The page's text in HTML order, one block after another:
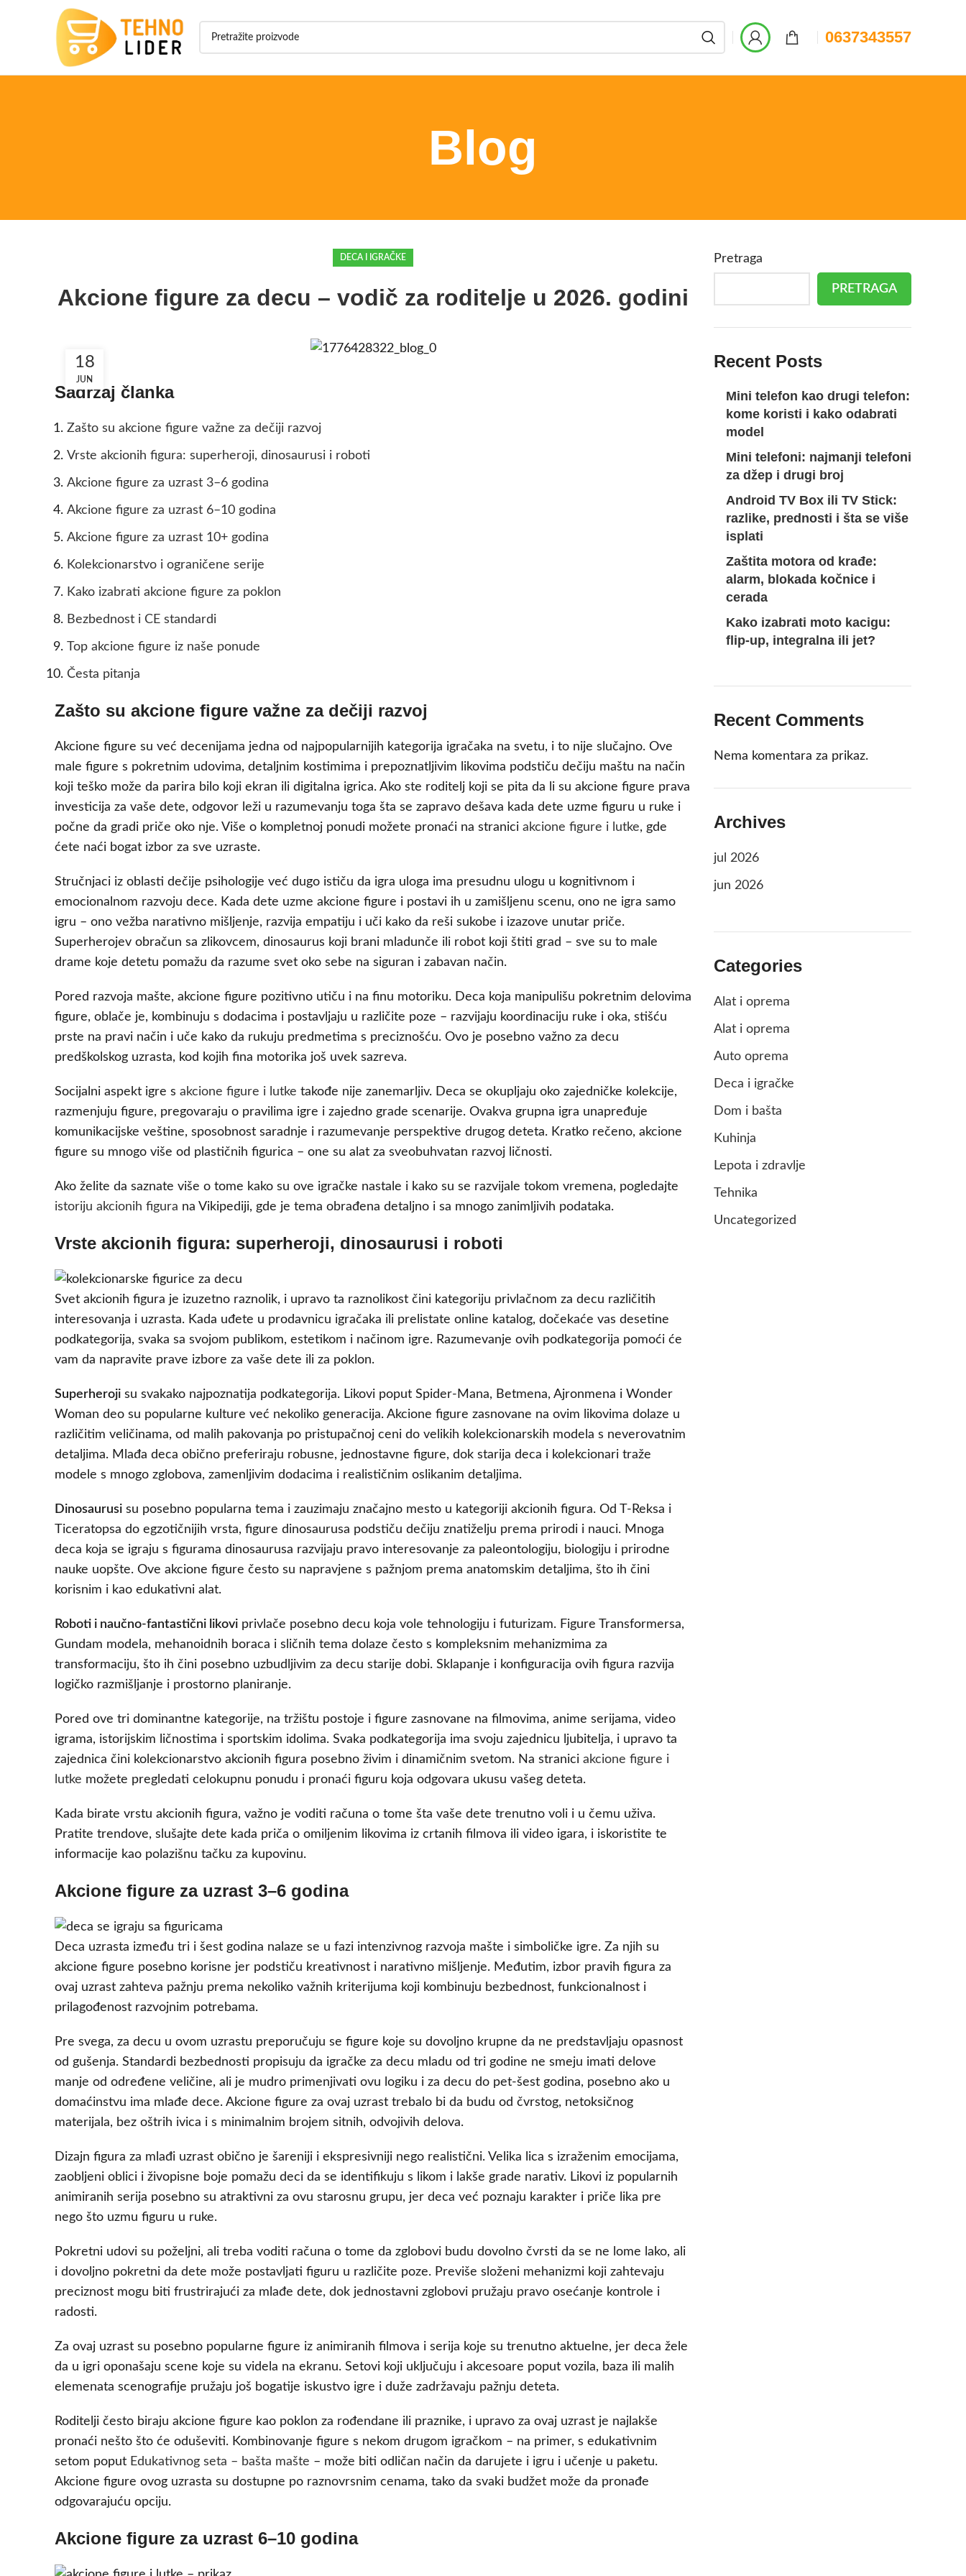
0637343557
Blog
DECA I IGRAČKE
Akcione figure za decu – vodič za roditelje u 2026. godini
18
JUN
Sadržaj članka
Zašto su akcione figure važne za dečiji razvoj
Vrste akcionih figura: superheroji, dinosaurusi i roboti
Akcione figure za uzrast 3–6 godina
Akcione figure za uzrast 6–10 godina
Akcione figure za uzrast 10+ godina
Kolekcionarstvo i ograničene serije
Kako izabrati akcione figure za poklon
Bezbednost i CE standardi
Top akcione figure iz naše ponude
Česta pitanja
Zašto su akcione figure važne za dečiji razvoj
Akcione figure su već decenijama jedna od najpopularnijih kategorija igračaka na svetu, i to nije slučajno. Ove
male figure s pokretnim udovima, detaljnim kostimima i prepoznatljivim likovima podstiču dečiju maštu na način
koji teško može da parira bilo koji ekran ili digitalna igrica. Ako ste roditelj koji se pita da li su akcione figure prava
investicija za vaše dete, odgovor leži u razumevanju toga šta se zapravo dešava kada dete uzme figuru u ruke i
počne da gradi priče oko nje. Više o kompletnoj ponudi možete pronaći na stranici akcione figure i lutke, gde
ćete naći bogat izbor za sve uzraste.
Stručnjaci iz oblasti dečije psihologije već dugo ističu da igra uloga ima presudnu ulogu u kognitivnom i
emocionalnom razvoju dece. Kada dete uzme akcione figure i postavi ih u zamišljenu scenu, ono ne igra samo
igru – ono vežba narativno mišljenje, razvija empatiju i uči kako da reši sukobe i izazove unutar priče.
Superherojev obračun sa zlikovcem, dinosaurus koji brani mladunče ili robot koji štiti grad – sve su to male
drame koje detetu pomažu da razume svet oko sebe na siguran i zabavan način.
Pored razvoja mašte, akcione figure pozitivno utiču i na finu motoriku. Deca koja manipulišu pokretnim delovima
figure, oblače je, kombinuju s dodacima i postavljaju u različite poze – razvijaju koordinaciju ruke i oka, stišću
prste na pravi način i uče kako da rukuju predmetima s preciznošću. Ovo je posebno važno za decu
predškolskog uzrasta, kod kojih fina motorika još uvek sazreva.
Socijalni aspekt igre s akcione figure i lutke takođe nije zanemarljiv. Deca se okupljaju oko zajedničke kolekcije,
razmenjuju figure, pregovaraju o pravilima igre i zajedno grade scenarije. Ovakva grupna igra unapređuje
komunikacijske veštine, sposobnost saradnje i razumevanje perspektive drugog deteta. Kratko rečeno, akcione
figure su mnogo više od plastičnih figurica – one su alat za sveobuhvatan razvoj ličnosti.
Ako želite da saznate više o tome kako su ove igračke nastale i kako su se razvijale tokom vremena, pogledajte
istoriju akcionih figura na Vikipediji, gde je tema obrađena detaljno i sa mnogo zanimljivih podataka.
Vrste akcionih figura: superheroji, dinosaurusi i roboti
Svet akcionih figura je izuzetno raznolik, i upravo ta raznolikost čini kategoriju privlačnom za decu različitih
interesovanja i uzrasta. Kada uđete u prodavnicu igračaka ili prelistate online katalog, dočekaće vas desetine
podkategorija, svaka sa svojom publikom, estetikom i načinom igre. Razumevanje ovih podkategorija pomoći će
vam da napravite prave izbore za vaše dete ili za poklon.
Superheroji su svakako najpoznatija podkategorija. Likovi poput Spider-Mana, Betmena, Ajronmena i Wonder
Woman deo su popularne kulture već nekoliko generacija. Akcione figure zasnovane na ovim likovima dolaze u
različitim veličinama, od malih pakovanja po pristupačnoj ceni do velikih kolekcionarskih modela s neverovatnim
detaljima. Mlađa deca obično preferiraju robusne, jednostavne figure, dok starija deca i kolekcionari traže
modele s mnogo zglobova, zamenljivim dodacima i realističnim oslikanim detaljima.
Dinosaurusi su posebno popularna tema i zauzimaju značajno mesto u kategoriji akcionih figura. Od T-Reksa i
Ticeratopsa do egzotičnijih vrsta, figure dinosaurusa podstiču dečiju znatiželju prema prirodi i nauci. Mnoga
deca koja se igraju s figurama dinosaurusa razvijaju pravo interesovanje za paleontologiju, biologiju i prirodne
nauke uopšte. Ove akcione figure često su napravjene s pažnjom prema anatomskim detaljima, što ih čini
korisnim i kao edukativni alat.
Roboti i naučno-fantastični likovi privlače posebno decu koja vole tehnologiju i futurizam. Figure Transformersa,
Gundam modela, mehanoidnih boraca i sličnih tema dolaze često s kompleksnim mehanizmima za
transformaciju, što ih čini posebno uzbudljivim za decu starije dobi. Sklapanje i konfiguracija ovih figura razvija
logičko razmišljanje i prostorno planiranje.
Pored ove tri dominantne kategorije, na tržištu postoje i figure zasnovane na filmovima, anime serijama, video
igrama, istorijskim ličnostima i sportskim idolima. Svaka podkategorija ima svoju zajednicu ljubitelja, i upravo ta
zajednica čini kolekcionarstvo akcionih figura posebno živim i dinamičnim svetom. Na stranici akcione figure i
lutke možete pregledati celokupnu ponudu i pronaći figuru koja odgovara ukusu vašeg deteta.
Kada birate vrstu akcionih figura, važno je voditi računa o tome šta vaše dete trenutno voli i u čemu uživa.
Pratite trendove, slušajte dete kada priča o omiljenim likovima iz crtanih filmova ili video igara, i iskoristite te
informacije kao polazišnu tačku za kupovinu.
Akcione figure za uzrast 3–6 godina
Deca uzrasta između tri i šest godina nalaze se u fazi intenzivnog razvoja mašte i simboličke igre. Za njih su
akcione figure posebno korisne jer podstiču kreativnost i narativno mišljenje. Međutim, izbor pravih figura za
ovaj uzrast zahteva pažnju prema nekoliko važnih kriterijuma koji kombinuju bezbednost, funkcionalnost i
prilagođenost razvojnim potrebama.
Pre svega, za decu u ovom uzrastu preporučuju se figure koje su dovoljno krupne da ne predstavljaju opasnost
od gušenja. Standardi bezbednosti propisuju da igračke za decu mladu od tri godine ne smeju imati delove
manje od određene veličine, ali je mudro primenjivati ovu logiku i za decu do pet-šest godina, posebno ako u
domaćinstvu ima mlađe dece. Akcione figure za ovaj uzrast trebalo bi da budu od čvrstog, netoksičnog
materijala, bez oštrih ivica i s minimalnim brojem sitnih, odvojivih delova.
Dizajn figura za mlađi uzrast obično je šareniji i ekspresivniji nego realistični. Velika lica s izraženim emocijama,
zaobljeni oblici i živopisne boje pomažu deci da se identifikuju s likom i lakše grade narativ. Likovi iz popularnih
animiranih serija posebno su atraktivni za ovu starosnu grupu, jer deca već poznaju karakter i priče lika pre
nego što uzmu figuru u ruke.
Pokretni udovi su poželjni, ali treba voditi računa o tome da zglobovi budu dovolno čvrsti da se ne lome lako, ali
i dovoljno pokretni da dete može postavljati figuru u različite poze. Previše složeni mehanizmi koji zahtevaju
preciznost mogu biti frustrirajući za mlađe dete, dok jednostavni zglobovi pružaju pravo osećanje kontrole i
radosti.
Za ovaj uzrast su posebno popularne figure iz animiranih filmova i serija koje su trenutno aktuelne, jer deca žele
da u igri oponašaju scene koje su videla na ekranu. Setovi koji uključuju i akcesoare poput vozila, baza ili malih
elemenata scenografije pružaju još bogatije iskustvo igre i duže zadržavaju pažnju deteta.
Roditelji često biraju akcione figure kao poklon za rođendane ili praznike, i upravo za ovaj uzrast je najlakše
pronaći nešto što će oduševiti. Kombinovanje figure s nekom drugom igračkom – na primer, s edukativnim
setom poput Edukativnog seta – bašta mašte – može biti odličan način da darujete i igru i učenje u paketu.
Akcione figure ovog uzrasta su dostupne po raznovrsnim cenama, tako da svaki budžet može da pronađe
odgovarajuću opciju.
Akcione figure za uzrast 6–10 godina
Pretraga
PRETRAGA
Recent Posts
Mini telefon kao drugi telefon:
kome koristi i kako odabrati
model
Mini telefoni: najmanji telefoni
za džep i drugi broj
Android TV Box ili TV Stick:
razlike, prednosti i šta se više
isplati
Zaštita motora od krađe:
alarm, blokada kočnice i
cerada
Kako izabrati moto kacigu:
flip-up, integralna ili jet?
Recent Comments
Nema komentara za prikaz.
Archives
jul 2026
jun 2026
Categories
Alat i oprema
Alat i oprema
Auto oprema
Deca i igračke
Dom i bašta
Kuhinja
Lepota i zdravlje
Tehnika
Uncategorized